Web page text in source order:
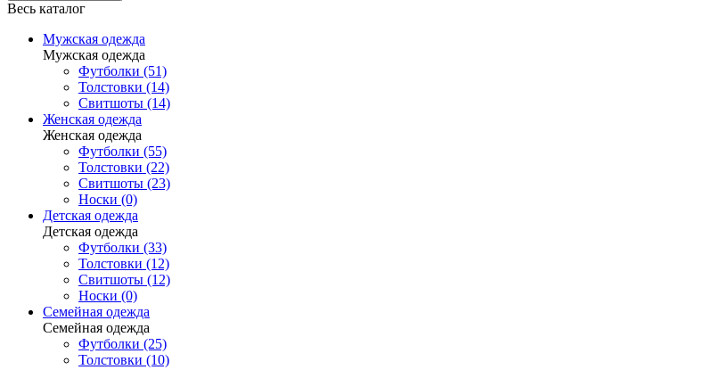
Весь каталог
Мужская одежда
Мужская одежда
Футболки (51)
Толстовки (14)
Свитшоты (14)
Женская одежда
Женская одежда
Футболки (55)
Толстовки (22)
Свитшоты (23)
Носки (0)
Детская одежда
Детская одежда
Футболки (33)
Толстовки (12)
Свитшоты (12)
Носки (0)
Семейная одежда
Семейная одежда
Футболки (25)
Толстовки (10)